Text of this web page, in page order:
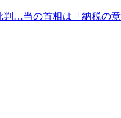
判…当の首相は「納税の意